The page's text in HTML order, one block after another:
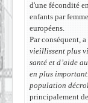
d'une fécondité
enfants par
européens.
Par conséquent,
vieillissent plus
santé et d’aide
en plus
population
principalement